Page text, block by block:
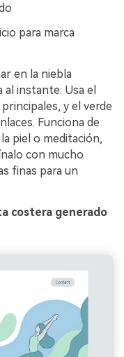
para marca
en la niebla
instante. Usa el
y el verde
Funciona de
piel o meditación,
con mucho
finas para un
costera generado